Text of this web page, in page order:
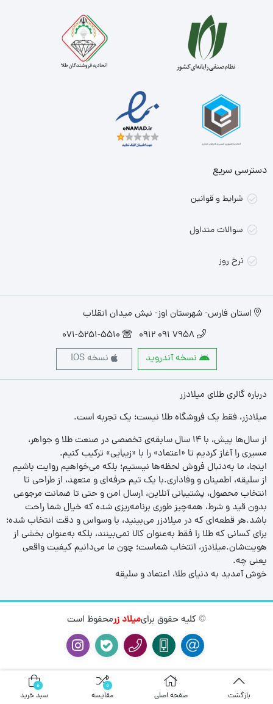
دسترسی سریع
شرایط و قوانین
سوالات متداول
نرخ روز
استان فارس- شهرستان اوز- نبش میدان انقلاب
7958 091 0912
071-5251-5510
نسخه آندروید
نسخه IOS
درباره گالری طلای میلادزر
میلادزر، فقط یک فروشگاه طلا نیست؛ یک تجربه‌ است.
از سال‌ها پیش، با ۱۴ سال سابقه‌ی تخصصی در صنعت طلا و جواهر،
مسیری را آغاز کردیم تا «اعتماد» را با «زیبایی» ترکیب کنیم.
اینجا، ما به‌دنبال فروش لحظه‌ها نیستیم؛ بلکه می‌خواهیم روایت باشیم
از سلیقه، اطمینان و وفاداری.با یک تیم حرفه‌ای و متعهد، از طراحی تا
انتخاب محصول، پشتیبانی آنلاین، ارسال امن و حتی تا ضمانت مرجوعی
بدون قید و شرط، همه‌چیز طوری برنامه‌ریزی شده که خیال شما راحت
باشد.هر قطعه‌ای که در میلادزر می‌بینید، با وسواس و دقت انتخاب شده؛
برای کسانی که طلا را فقط به‌عنوان کالا نمی‌بینند، بلکه به‌عنوان بخشی از
هویت‌شان.میلادزر، انتخاب شماست؛ چون ما می‌دانیم کیفیت واقعی
یعنی چه.
خوش آمدید به دنیای طلا، اعتماد و سلیقه
© کلیه حقوق برایمیلاد زرمحفوظ است
بازگشت صفحه اصلی
0
مقایسه
0
سبد خرید